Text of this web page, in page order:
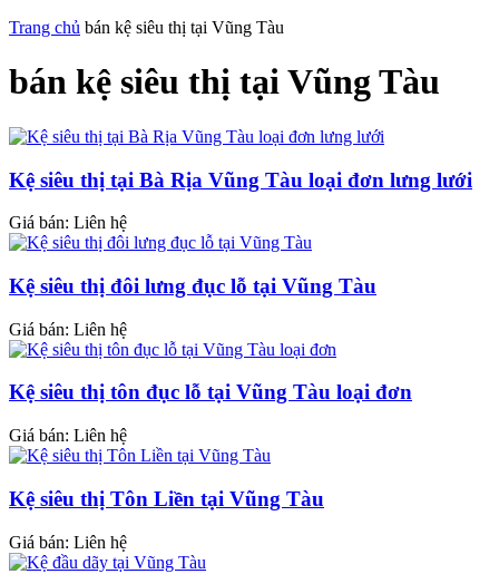
Trang chủ bán kệ siêu thị tại Vũng Tàu
bán kệ siêu thị tại Vũng Tàu
Kệ siêu thị tại Bà Rịa Vũng Tàu loại đơn lưng lưới
Giá bán: Liên hệ
Kệ siêu thị đôi lưng đục lỗ tại Vũng Tàu
Giá bán: Liên hệ
Kệ siêu thị tôn đục lỗ tại Vũng Tàu loại đơn
Giá bán: Liên hệ
Kệ siêu thị Tôn Liền tại Vũng Tàu
Giá bán: Liên hệ